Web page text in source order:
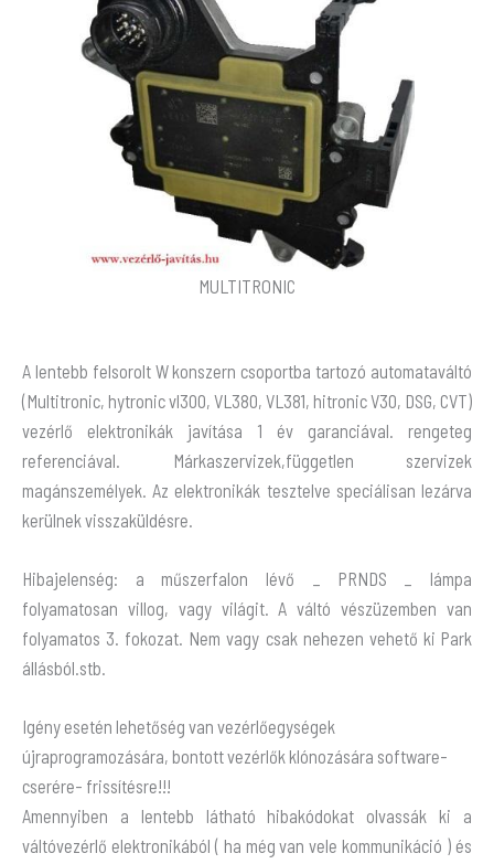
MULTITRONIC
A lentebb felsorolt W konszern csoportba tartozó automataváltó
(Multitronic, hytronic vl300, VL380, VL381, hitronic V30, DSG, CVT)
vezérlő elektronikák javítása 1 év garanciával. rengeteg
referenciával. Márkaszervizek,független szervizek
magánszemélyek. Az elektronikák tesztelve speciálisan lezárva
kerülnek visszaküldésre.
Hibajelenség: a műszerfalon lévő _ PRNDS _ lámpa
folyamatosan villog, vagy világit. A váltó vészüzemben van
folyamatos 3. fokozat. Nem vagy csak nehezen vehető ki Park
állásból.stb.
Igény esetén lehetőség van vezérlőegységek
újraprogramozására, bontott vezérlők klónozására software-
cserére- frissítésre!!!
Amennyiben a lentebb látható hibakódokat olvassák ki a
váltóvezérlő elektronikából ( ha még van vele kommunikáció ) és